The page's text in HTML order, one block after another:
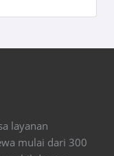
layanan
mulai dari 300